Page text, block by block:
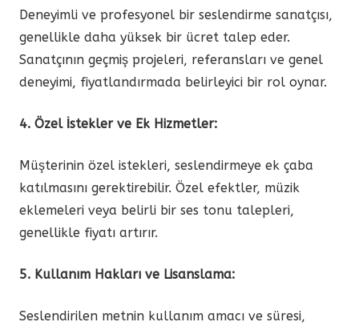
Deneyimli ve profesyonel bir seslendirme sanatçısı,
genellikle daha yüksek bir ücret talep eder.
Sanatçının geçmiş projeleri, referansları ve genel
deneyimi, fiyatlandırmada belirleyici bir rol oynar.
4. Özel İstekler ve Ek Hizmetler:
Müşterinin özel istekleri, seslendirmeye ek çaba
katılmasını gerektirebilir. Özel efektler, müzik
eklemeleri veya belirli bir ses tonu talepleri,
genellikle fiyatı artırır.
5. Kullanım Hakları ve Lisanslama:
Seslendirilen metnin kullanım amacı ve süresi,